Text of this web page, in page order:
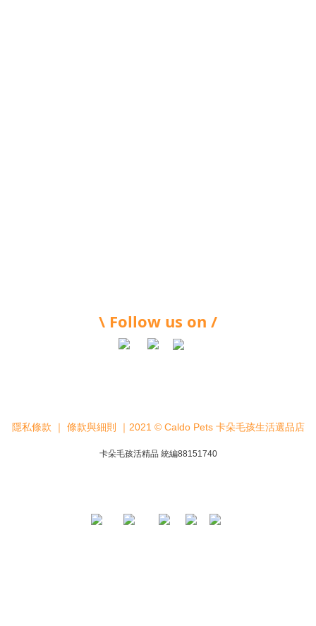
\ Follow us on /
隱私條款 ｜ 條款與細則 ｜2021 © Caldo Pets 卡朵毛孩生活選品店
卡朵毛孩活精品 統編88151740